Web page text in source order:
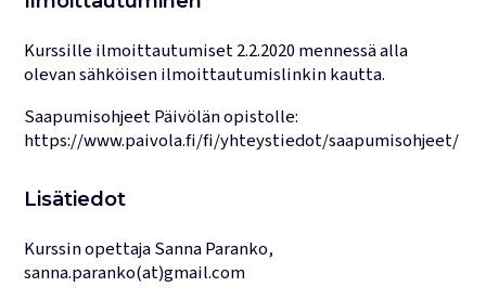
Kurssille ilmoittautumiset 2.2.2020 mennessä alla
olevan sähköisen ilmoittautumislinkin kautta.
Saapumisohjeet Päivölän opistolle:
https://www.paivola.fi/fi/yhteystiedot/saapumisohjeet/
Lisätiedot
Kurssin opettaja Sanna Paranko,
sanna.paranko(at)gmail.com